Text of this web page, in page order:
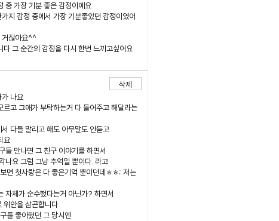
중 가장 기분 좋은 감정이예요
지 감정 중에서 가장 기분좋았던 감정이였어
거잖아요^^
그 순간의 감정을 다시 한번 느끼고싶어요
삭제
나요
고 그애가 부탁하는거 다 들어주고 해달라는
다들 말리고 해도 아무말도 안듣고
요
들 만나면 그 친구 이야기를 하면서
나요 그럼 그냥 추억일 뿐이다..라고
면 첫사랑은 다 좋은기억 뿐이던데ㅎㅎ; 저는
자체가 순수했다는거 아닌가? 하면서
위안을 삼곤합니다
를 좋아했던 그 당시엔